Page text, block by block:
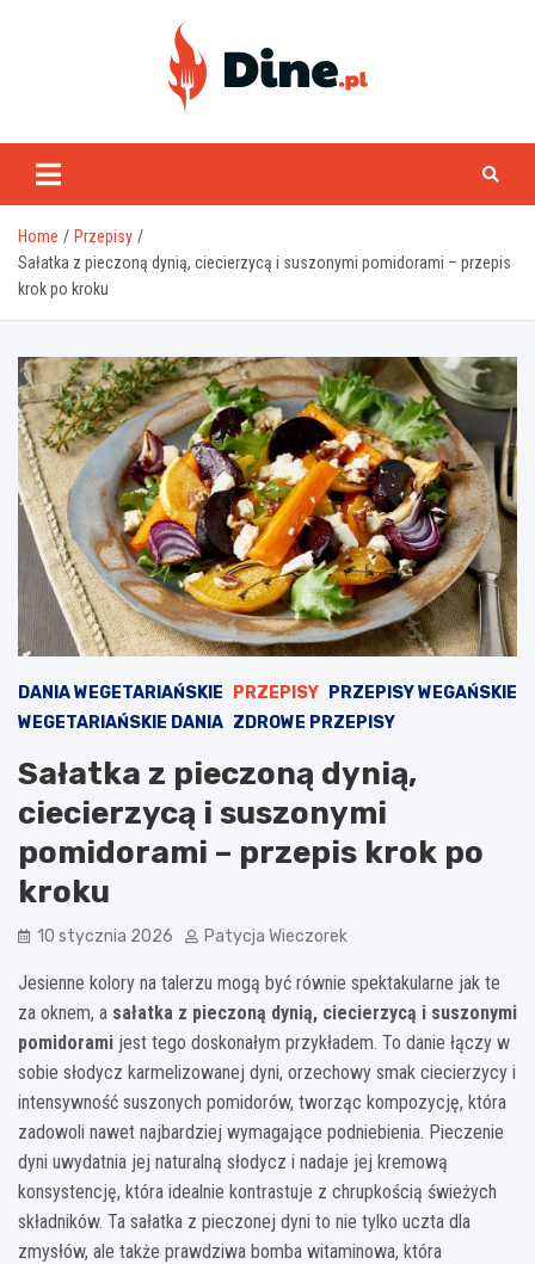
www.dine.pl
Home
Przepisy
Sałatka z pieczoną dynią, ciecierzycą i suszonymi pomidorami – przepis
krok po kroku
DANIA WEGETARIAŃSKIE PRZEPISY
PRZEPISY WEGAŃSKIE
WEGETARIAŃSKIE DANIA ZDROWE PRZEPISY
Sałatka z pieczoną dynią,
ciecierzycą i suszonymi
pomidorami – przepis krok po
kroku
10 stycznia 2026 Patycja Wieczorek
Jesienne kolory na talerzu mogą być równie spektakularne jak te
za oknem, a sałatka z pieczoną dynią, ciecierzycą i suszonymi
pomidorami jest tego doskonałym przykładem. To danie łączy w
sobie słodycz karmelizowanej dyni, orzechowy smak ciecierzycy i
intensywność suszonych pomidorów, tworząc kompozycję, która
zadowoli nawet najbardziej wymagające podniebienia. Pieczenie
dyni uwydatnia jej naturalną słodycz i nadaje jej kremową
konsystencję, która idealnie kontrastuje z chrupkością świeżych
składników. Ta sałatka z pieczonej dyni to nie tylko uczta dla
zmysłów, ale także prawdziwa bomba witaminowa, która